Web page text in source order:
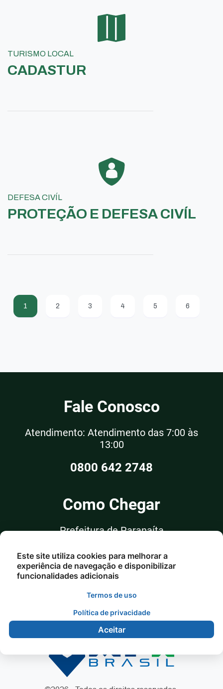
TURISMO LOCAL
CADASTUR
DEFESA CIVÍL
PROTEÇÃO E DEFESA CIVÍL
1 2 3 4 5 6
Fale Conosco
Atendimento: Atendimento das 7:00 às
13:00
0800 642 2748
Como Chegar
Prefeitura de Paranaíta
Rua Alceu Rossi, nº 351, Sala 03
Centro - Paranaíta/MT
Este site utiliza cookies para melhorar a
experiência de navegação e disponibilizar
funcionalidades adicionais
Termos de uso
Política de privacidade
Aceitar